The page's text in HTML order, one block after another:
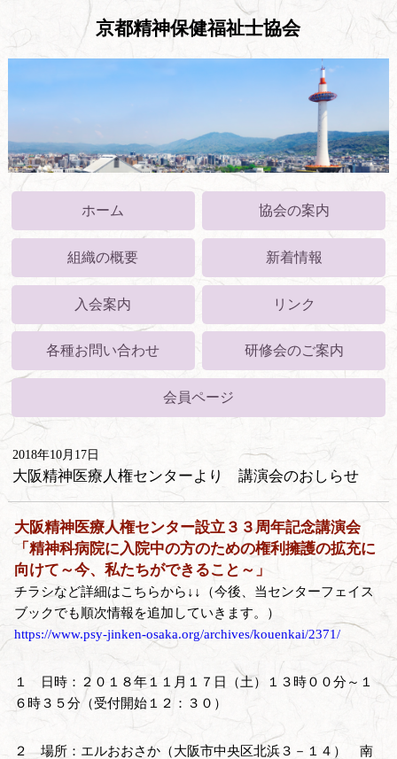
京都精神保健福祉士協会
ホーム 協会の案内
組織の概要 新着情報
入会案内 リンク
各種お問い合わせ 研修会のご案内
会員ページ
2018年10月17日
大阪精神医療人権センターより 講演会のおしらせ
大阪精神医療人権センター設立３３周年記念講演会
「精神科病院に入院中の方のための権利擁護の拡充に
向けて～今、私たちができること～」
チラシなど詳細はこちらから↓↓（今後、当センターフェイス
ブックでも順次情報を追加していきます。）
https://www.psy-jinken-osaka.org/archives/kouenkai/2371/
１ 日時：２０１８年１１月１７日（土）１３時００分～１
６時３５分（受付開始１２：３０）
２ 場所：エルおおさか（大阪市中央区北浜３－１４） 南